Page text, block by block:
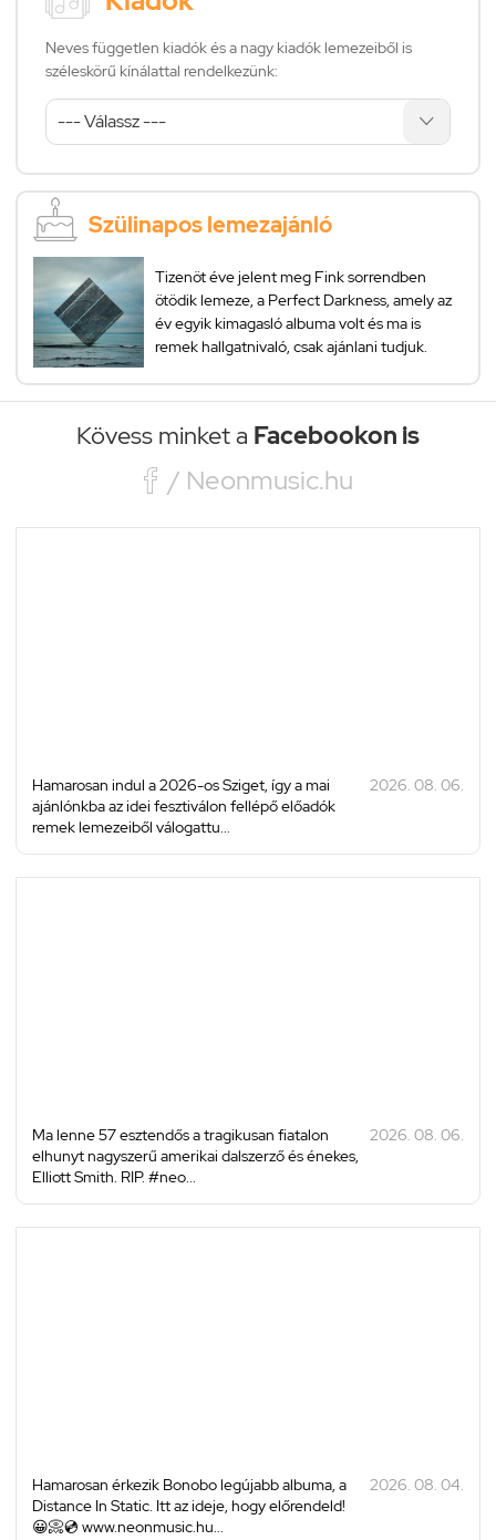
Neves független kiadók és a nagy kiadók lemezeiből is
széleskörű kínálattal rendelkezünk:
Szülinapos lemezajánló
Tizenöt éve jelent meg Fink sorrendben
ötödik lemeze, a Perfect Darkness, amely az
év egyik kimagasló albuma volt és ma is
remek hallgatnivaló, csak ajánlani tudjuk.
Kövess minket a Facebookon is
 / Neonmusic.hu
Hamarosan indul a 2026-os Sziget, így a mai
ajánlónkba az idei fesztiválon fellépő előadók
remek lemezeiből válogattu...
2026. 08. 06.
Ma lenne 57 esztendős a tragikusan fiatalon
elhunyt nagyszerű amerikai dalszerző és énekes,
Elliott Smith. RIP. #neo...
2026. 08. 06.
Hamarosan érkezik Bonobo legújabb albuma, a
Distance In Static. Itt az ideje, hogy előrendeld!
😀📀💿 www.neonmusic.hu...
2026. 08. 04.